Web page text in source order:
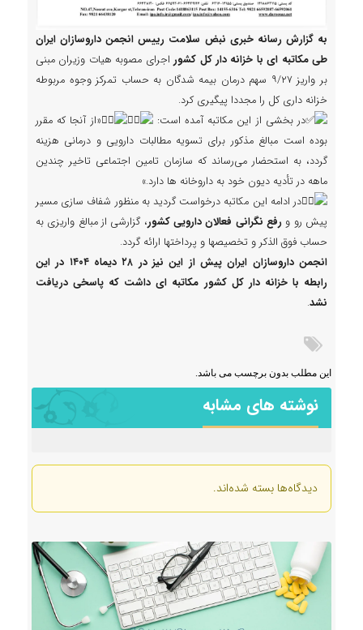
به گزارش رسانه خبری نبض سلامت رییس انجمن داروسازان ایران
طی مکاتبه ای با خزانه دار کل کشوراجرای مصوبه هیات وزیران مبنی
بر واریز ۹/۲۷ سهم درمان بیمه شدگان به حساب تمرکز وجوه مربوطه
خزانه داری کل را مجددا پیگیری کرد.
در بخشی از این مکاتبه آمده است:
«از آنجا که مقرر
بوده است مبالغ مذکور برای تسویه مطالبات دارویی و درمانی هزینه
گردد، به استحضار می‌رساند که سازمان تامین اجتماعی تاخیر چندین
ماهه در تأدیه دیون خود به داروخانه ها دارد.»
در ادامه این مکاتبه درخواست گردید به منظور شفاف سازی مسیر
پیش رو و رفع نگرانی فعالان دارویی کشور، گزارشی از مبالغ واریزی به
حساب فوق الذکر و تخصیصها و پرداختها ارائه گردد.
انجمن داروسازان ایران پیش از این نیز در ۲۸ دیماه ۱۴۰۴ در این
رابطه با خزانه دار کل کشور مکاتبه ای داشت که پاسخی دریافت
نشد.
این مطلب بدون برچسب می باشد.
نوشته های مشابه
دیدگاه‌ها بسته شده‌اند.